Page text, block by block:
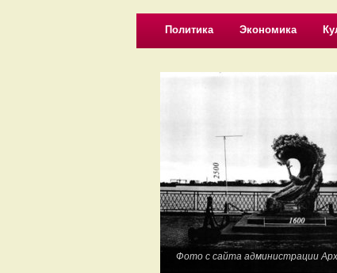
Политика Экономика
Фото с сайта администрации